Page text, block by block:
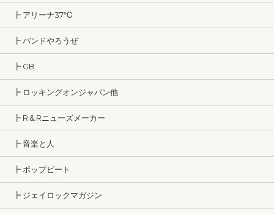
┣ アリーナ37℃
┣ バンドやろうぜ
┣ GB
┣ ロッキングオンジャパン他
┣ R＆Rニューズメーカー
┣ 音楽と人
┣ ポップビート
┣ ジェイロックマガジン